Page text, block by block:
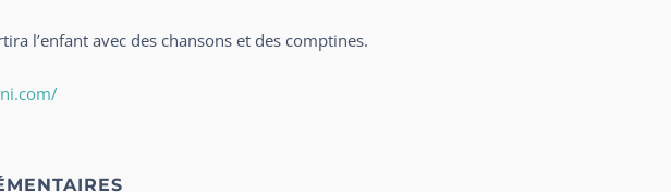
l’enfant avec des chansons et des comptines.